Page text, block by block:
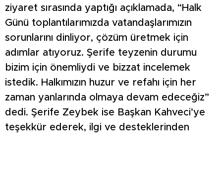
ziyaret sırasında yaptığı açıklamada, “Halk
Günü toplantılarımızda vatandaşlarımızın
sorunlarını dinliyor, çözüm üretmek için
adımlar atıyoruz. Şerife teyzenin durumu
bizim için önemliydi ve bizzat incelemek
istedik. Halkımızın huzur ve refahı için her
zaman yanlarında olmaya devam edeceğiz”
dedi. Şerife Zeybek ise Başkan Kahveci’ye
teşekkür ederek, ilgi ve desteklerinden